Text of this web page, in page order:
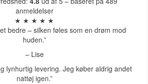
anmeldelser
★ ★ ★ ★ ★
bedre – silken føles som en drøm mod
huden.”
– Lise
lynhurtig levering. Jeg køber aldrig andet
nattøj igen.”